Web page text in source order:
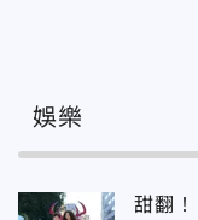
娛樂
甜翻